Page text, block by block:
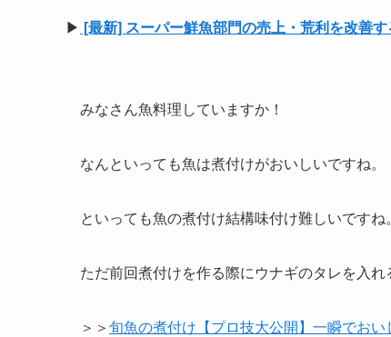
▶ [最新] スーパー鮮魚部門の売上・荒利を改善
みなさん魚料理していますか！
なんといっても魚は煮付けがおいしいですね。
といっても魚の煮付け結構味付け難しいですね
ただ前回煮付けを作る際にウナギのタレを入
＞＞ 旬魚の煮付け【プロ技大公開】一瞬でお